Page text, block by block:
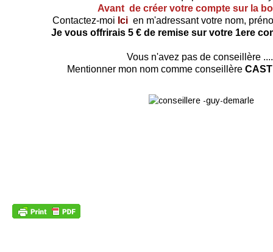
Avant de créer votre compte sur la
Contactez-moi Ici en m'adressant votre nom,
Je vous offrirais 5 € de remise sur votre 1ere
Vous n'avez pas de conseillère
Mentionner mon nom comme conseillère